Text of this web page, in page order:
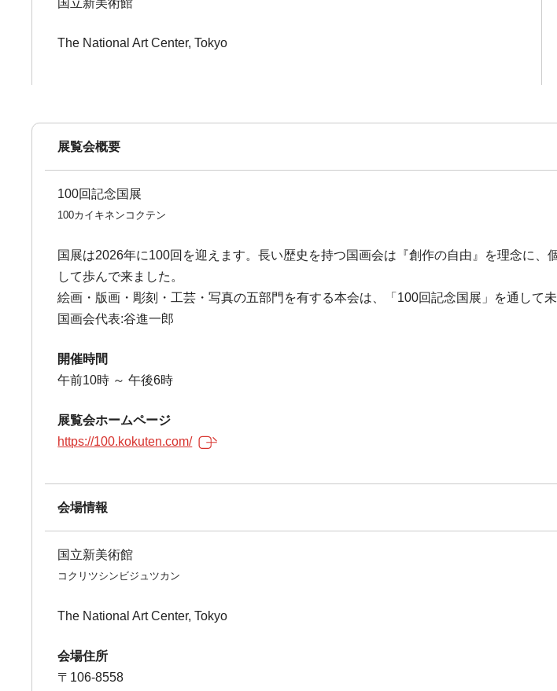
国立新美術館
The National Art Center, Tokyo
展覧会概要
100回記念国展
100カイキネンコクテン
国展は2026年に100回を迎えます。長い歴史を持つ国画会は『創作の自由』を理念に
して歩んで来ました。
絵画・版画・彫刻・工芸・写真の五部門を有する本会は、「100回記念国展」を通して
国画会代表:谷進一郎
開催時間
午前10時 ～ 午後6時
展覧会ホームページ
https://100.kokuten.com/
会場情報
国立新美術館
コクリツシンビジュツカン
The National Art Center, Tokyo
会場住所
〒106-8558